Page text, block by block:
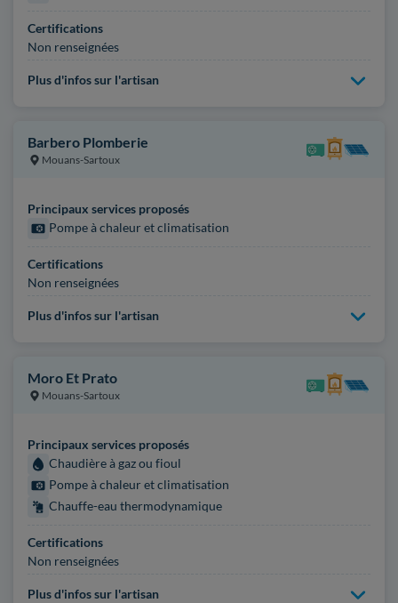
Certifications
Non renseignées
Plus d'infos sur l'artisan
Barbero Plomberie
Mouans-Sartoux
Principaux services proposés
Pompe à chaleur et climatisation
Certifications
Non renseignées
Plus d'infos sur l'artisan
Moro Et Prato
Mouans-Sartoux
Principaux services proposés
Chaudière à gaz ou fioul
Pompe à chaleur et climatisation
Chauffe-eau thermodynamique
Certifications
Non renseignées
Plus d'infos sur l'artisan